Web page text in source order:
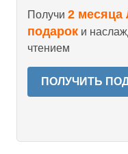
Получи 2 месяца
подарок и
чтением
ПОЛУЧИТЬ